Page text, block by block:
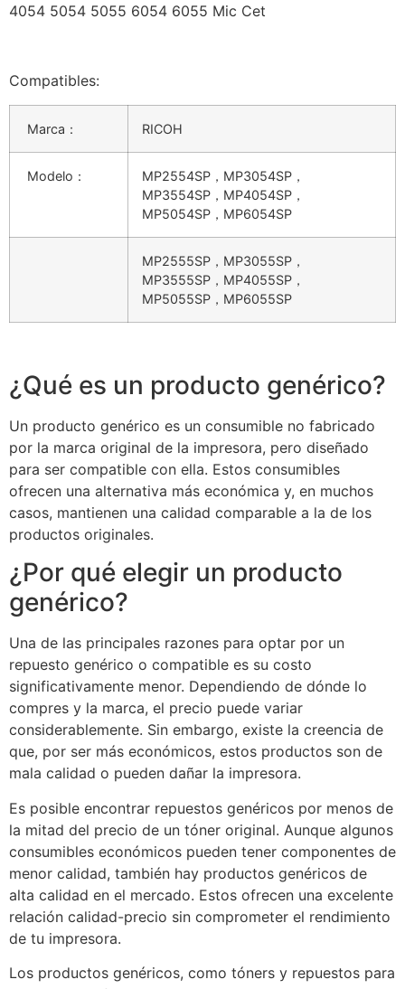
4054 5054 5055 6054 6055 Mic Cet
Compatibles:
Marca： RICOH
Modelo：
MP2554SP，MP3054SP，
MP3554SP，MP4054SP，
MP5054SP，MP6054SP
MP2555SP，MP3055SP，
MP3555SP，MP4055SP，
MP5055SP，MP6055SP
¿Qué es un producto genérico?
Un producto genérico es un consumible no fabricado
por la marca original de la impresora, pero diseñado
para ser compatible con ella. Estos consumibles
ofrecen una alternativa más económica y, en muchos
casos, mantienen una calidad comparable a la de los
productos originales.
¿Por qué elegir un producto
genérico?
Una de las principales razones para optar por un
repuesto genérico o compatible es su costo
significativamente menor. Dependiendo de dónde lo
compres y la marca, el precio puede variar
considerablemente. Sin embargo, existe la creencia de
que, por ser más económicos, estos productos son de
mala calidad o pueden dañar la impresora.
Es posible encontrar repuestos genéricos por menos de
la mitad del precio de un tóner original. Aunque algunos
consumibles económicos pueden tener componentes de
menor calidad, también hay productos genéricos de
alta calidad en el mercado. Estos ofrecen una excelente
relación calidad-precio sin comprometer el rendimiento
de tu impresora.
Los productos genéricos, como tóners y repuestos para